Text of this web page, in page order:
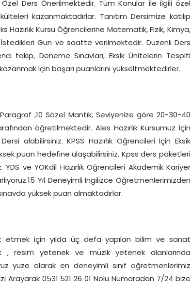
Özel Ders Önerilmektedir. Tüm Konular ile ilgili özel
kazanmaktadırlar. Tanıtım Dersimize katılıp
Hazırlık Kursu Öğrencilerine Matematik, Fizik, Kimya,
Gün ve saatte verilmektedir. Düzenli Ders
takip, Deneme Sınavları, Eksik Ünitelerin Tespiti
için başarı puanlarını yükseltmektedirler.
,10 Sözel Mantık, Seviyenize göre 20-30-40
öğretilmektedir. Ales Hazırlık Kursumuz İçin
alabilirsiniz. KPSS Hazırlık Öğrencileri İçin Eksik
puan hedefine ulaşabilirsiniz. Kpss ders paketleri
ve YÖKdil Hazırlık Öğrencileri Akademik Kariyer
Yıl Deneyimli İngilizce Öğretmenlerimizden
yüksek puan almaktadırlar.
etmek için yılda üç defa yapılan bilim ve sanat
, resim yetenek ve müzik yetenek alanlarında
yüze olarak en deneyimli sınıf öğretmenlerimiz
Arayarak 0531 521 26 01 Nolu Numaradan 7/24 bize